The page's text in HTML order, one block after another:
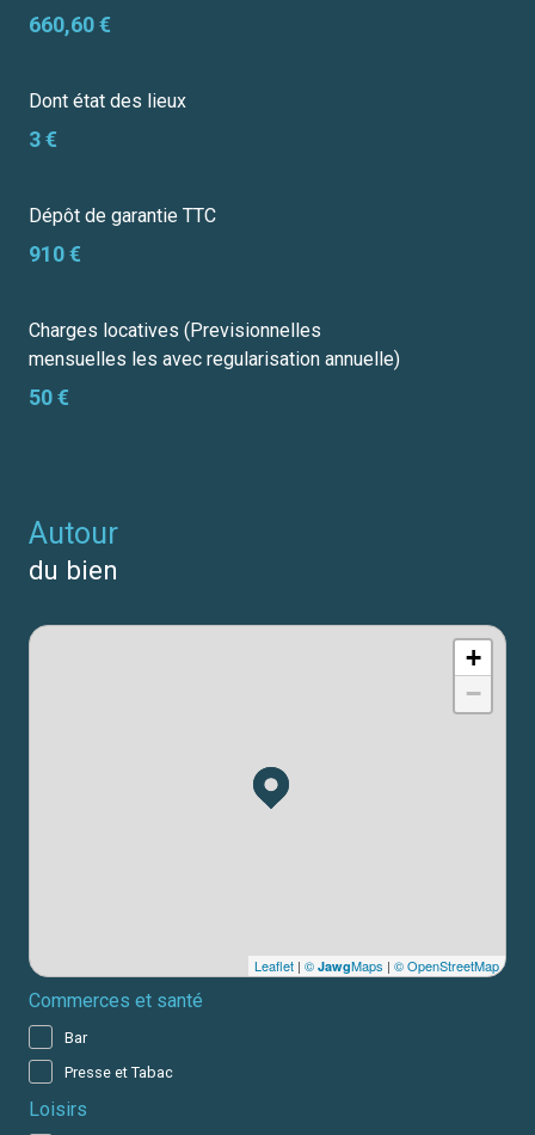
660,60 €
Dont état des lieux
3 €
Dépôt de garantie TTC
910 €
Charges locatives (Previsionnelles
mensuelles les avec regularisation annuelle)
50 €
autour
du bien
+
−
Leaflet | © JawgMaps | © OpenStreetMap
Commerces et santé
Bar
Presse et Tabac
Loisirs